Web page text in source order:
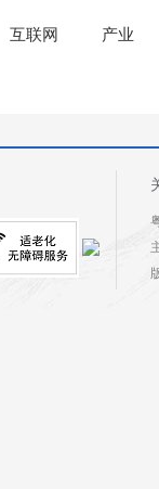
互联网 产业